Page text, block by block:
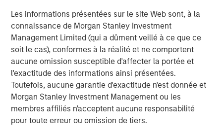
Les informations présentées sur le site Web sont, à la
connaissance de Morgan Stanley Investment
Management Limited (qui a dûment veillé à ce que ce
soit le cas), conformes à la réalité et ne comportent
aucune omission susceptible d'affecter la portée et
l'exactitude des informations ainsi présentées.
Toutefois, aucune garantie d'exactitude n'est donnée et
Morgan Stanley Investment Management ou les
membres affiliés n'acceptent aucune responsabilité
pour toute erreur ou omission de tiers.
monétaire existante.
2) À l’inverse, dans un scénario de conflit plus long, avec
des perturbations persistantes des routes de navigation
ou des infrastructures régionales, les prix de l’énergie
demeureraient probablement élevés et continueraient
d’alimenter les anticipations inflationnistes. Dans un tel
scénario, les banques centrales pourraient reporter les
baisses de taux ou adopter une position de politique
monétaire plus prudente, tandis que les obligations d’État